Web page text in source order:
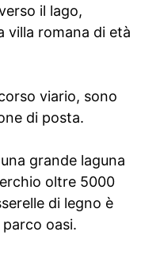
il lago,
villa romana di età
viario, sono
di posta.
grande laguna
oltre 5000
di legno è
oasi.